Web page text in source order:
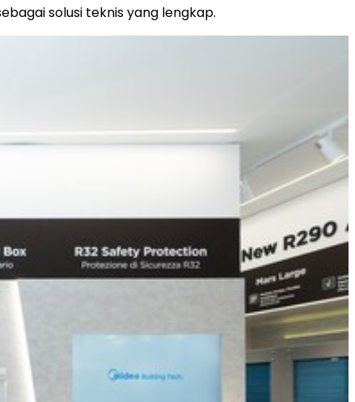
solusi teknis yang lengkap.